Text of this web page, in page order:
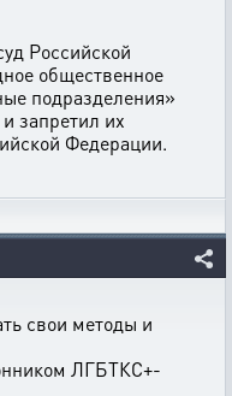
Российской
общественное
подразделения»
запретил их
Федерации.
свои методы и
ЛГБТКС+-